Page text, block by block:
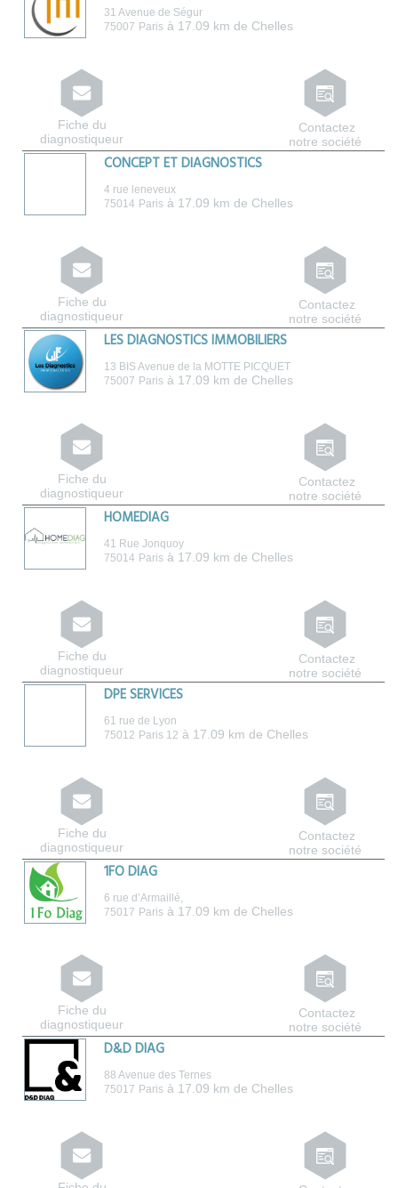
31 Avenue de Ségur
75007 Paris à 17.09 km de Chelles
Contactez
notre société
Fiche du
diagnostiqueur
CONCEPT ET DIAGNOSTICS
4 rue leneveux
75014 Paris à 17.09 km de Chelles
Contactez
notre société
Fiche du
diagnostiqueur
LES DIAGNOSTICS IMMOBILIERS
13 BIS Avenue de la MOTTE PICQUET
75007 Paris à 17.09 km de Chelles
Contactez
notre société
Fiche du
diagnostiqueur
HOMEDIAG
41 Rue Jonquoy
75014 Paris à 17.09 km de Chelles
Contactez
notre société
Fiche du
diagnostiqueur
DPE SERVICES
61 rue de Lyon
75012 Paris 12 à 17.09 km de Chelles
Contactez
notre société
Fiche du
diagnostiqueur
1FO DIAG
6 rue d’Armaillé,
75017 Paris à 17.09 km de Chelles
Contactez
notre société
Fiche du
diagnostiqueur
D&D DIAG
88 Avenue des Ternes
75017 Paris à 17.09 km de Chelles